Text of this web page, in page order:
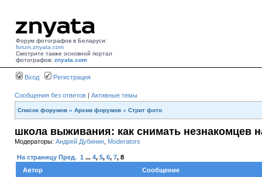
Форум фотографов в Беларуси:
forum.znyata.com
Смотрите также основной портал
фотографов: znyata.com
Вход Регистрация
Сообщения без ответов | Активные темы
Список форумов » Архив форумов » Стрит фото
школа выживания: как снимать незнакомцев
Модераторы: Андрей Дубинин Moderators
На страницу Пред. 1 ... 4, 5, 6, 7, 8
Автор
Сообщение